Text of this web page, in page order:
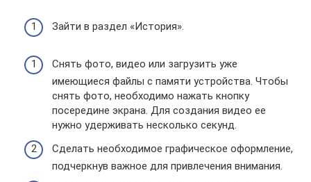
Зайти в раздел «История».
Снять фото, видео или загрузить уже
имеющиеся файлы с памяти устройства. Чтобы
снять фото, необходимо нажать кнопку
посередине экрана. Для создания видео ее
нужно удерживать несколько секунд.
Сделать необходимое графическое оформление,
подчеркнув важное для привлечения внимания.